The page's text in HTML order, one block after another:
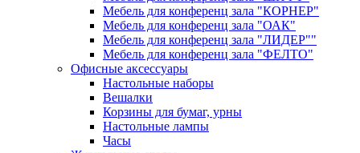
Мебель для конференц зала "КОРНЕР"
Мебель для конференц зала "ОАК"
Мебель для конференц зала "ЛИДЕР""
Мебель для конференц зала "ФЕЛТО"
Офисные аксессуары
Настольные наборы
Вешалки
Корзины для бумаг, урны
Настольные лампы
Часы